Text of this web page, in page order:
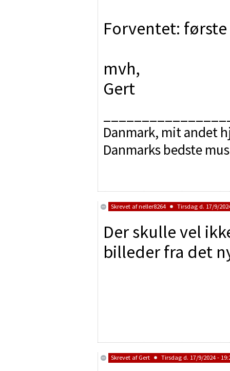
Forventet:
mvh,
Gert
Danmark, mit andet
Danmarks bedste
Skrevet afneller8264 Tirsdag d. 17/9/
Der skulle vel
billeder fra det
Skrevet af Gert Tirsdag d. 17/9/2024 -